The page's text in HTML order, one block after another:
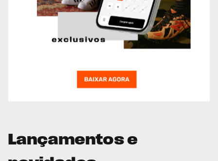
Lançamentos e